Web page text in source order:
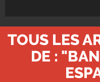
TOUS LES
DE :